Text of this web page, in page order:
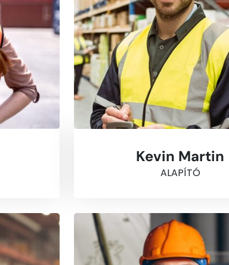
Kevin Martin
ALAPÍTÓ